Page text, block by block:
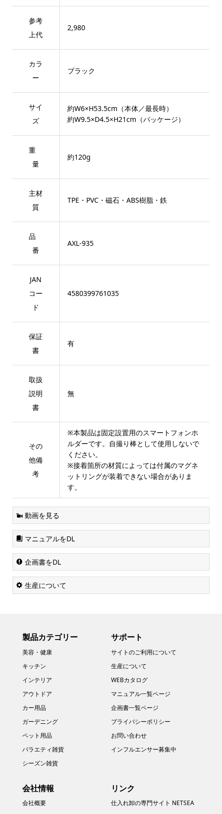
参考
上代
2,980
カラ
ー
ブラック
サイ
ズ
約W6×H53.5cm（本体／最長時）
約W9.5×D4.5×H21cm（パッケージ）
重
量
約120g
主材
質
TPE・PVC・磁石・ABS樹脂・鉄
品
番
AXL-935
JAN
コー
ド
4580399761035
保証
書
有
取扱
説明
書
無
その
他備
考
※本製品は固定設置用のスマートフォンホ
ルダーです。自撮り棒として使用しないで
ください。
※接着箇所の材質によっては付属のマグネ
ットリングが装着できない場合がありま
す。
動画を見る
マニュアルをDL
企画書をDL
生産について
製品カテゴリー
美容・健康
キッチン
インテリア
アウトドア
カー用品
ガーデニング
ペット用品
バラエティ雑貨
シーズン雑貨
サポート
サイトのご利用について
生産について
WEBカタログ
マニュアル一覧ページ
企画書一覧ページ
プライバシーポリシー
お問い合わせ
インフルエンサー募集中
会社情報
会社概要
リンク
仕入れ卸の専門サイト NETSEA